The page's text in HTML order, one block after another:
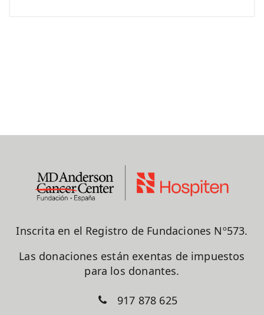
Inscrita en el Registro de Fundaciones Nº573.
Las donaciones están exentas de impuestos
para los donantes.
917 878 625